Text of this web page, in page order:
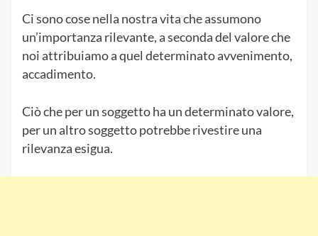
Ci sono cose nella nostra vita che assumono
un’importanza rilevante, a seconda del valore che
noi attribuiamo a quel determinato avvenimento,
accadimento.
Ciò che per un soggetto ha un determinato valore,
per un altro soggetto potrebbe rivestire una
rilevanza esigua.